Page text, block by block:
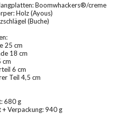
Boomwhackers®/creme
Holz (Ayous)
(Buche)
25 cm
18 cm
cm
6 cm
Teil 4,5 cm
680 g
Verpackung: 940 g